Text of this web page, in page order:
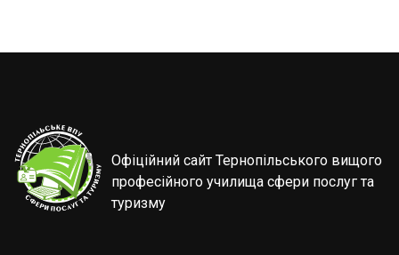
Офіційний сайт Тернопільського вищого
професійного училища сфери послуг та
туризму